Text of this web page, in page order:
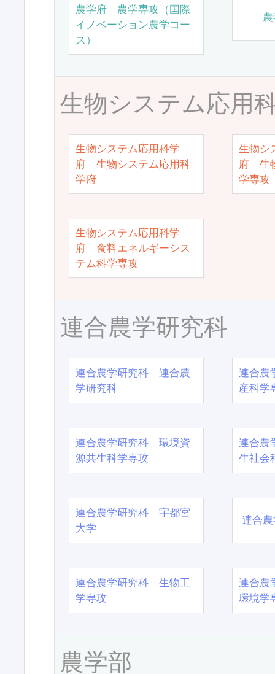
農学府 農学専攻（国際
イノベーション農学コー
ス）
生物システム応用
生物システム応用科学
府 生物システム応用科
学府
生物シ
府 生
学専攻
生物システム応用科学
府 食料エネルギーシス
テム科学専攻
連合農学研究科
連合農学研究科 連合農
学研究科
連合農
産科学
連合農学研究科 環境資
源共生科学専攻
連合農
生社会
連合農学研究科 宇都宮
大学
連合
連合農学研究科 生物工
学専攻
連合農
環境学
農学部